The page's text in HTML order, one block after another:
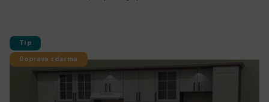
Tip
Doprava zdarma